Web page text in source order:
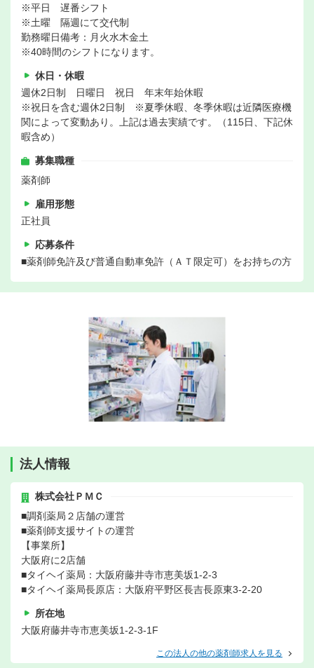
※平日 遅番シフト
※土曜 隔週にて交代制
勤務曜日備考：月火水木金土
※40時間のシフトになります。
休日・休暇
週休2日制 日曜日 祝日 年末年始休暇
※祝日を含む週休2日制 ※夏季休暇、冬季休暇は近隣医療機
関によって変動あり。上記は過去実績です。（115日、下記休
暇含め）
募集職種
薬剤師
雇用形態
正社員
応募条件
■薬剤師免許及び普通自動車免許（ＡＴ限定可）をお持ちの方
法人情報
株式会社ＰＭＣ
■調剤薬局２店舗の運営
■薬剤師支援サイトの運営
【事業所】
大阪府に2店舗
■タイヘイ薬局：大阪府藤井寺市恵美坂1-2-3
■タイヘイ薬局長原店：大阪府平野区長吉長原東3-2-20
所在地
大阪府藤井寺市恵美坂1-2-3-1F
この法人の他の薬剤師求人を見る